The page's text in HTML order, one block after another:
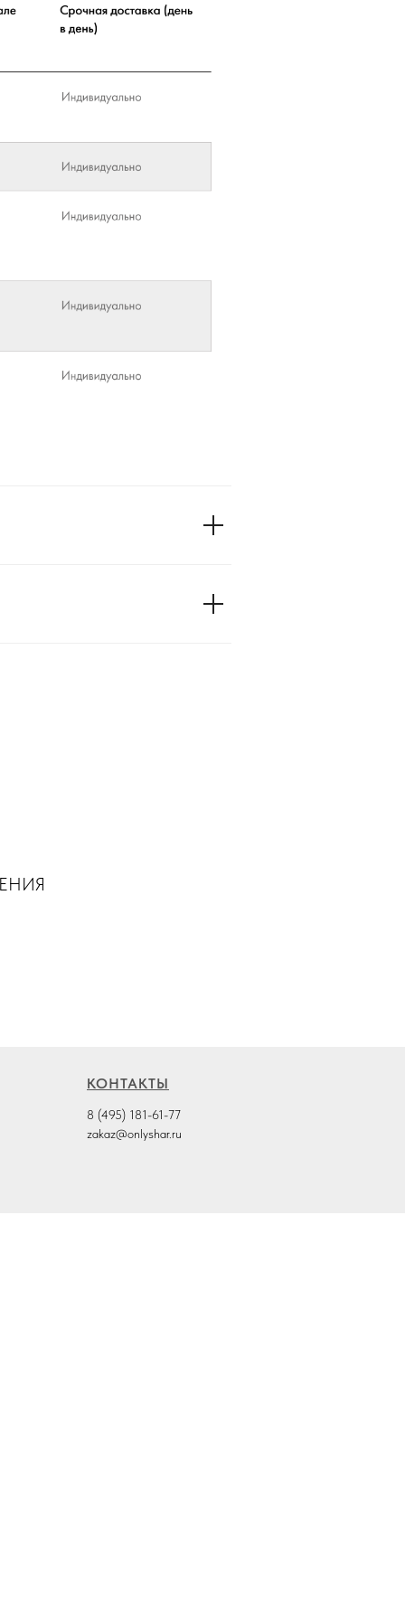
КОНТАКТЫ
8 (495) 181-61-77
zakaz@onlyshar.ru